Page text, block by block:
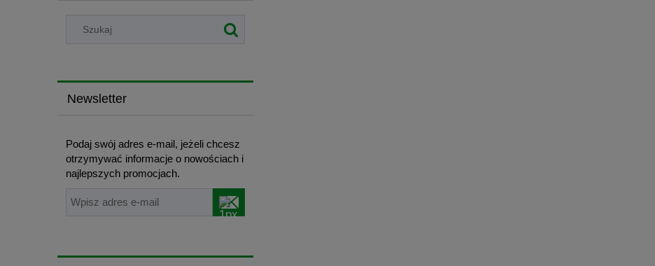
Newsletter
Podaj swój adres e-mail, jeżeli chcesz
otrzymywać informacje o nowościach i
najlepszych promocjach.